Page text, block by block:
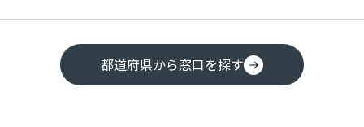
都道府県から窓口を探す